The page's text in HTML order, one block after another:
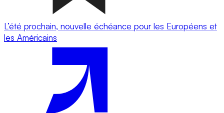
L’été prochain, nouvelle échéance pour les Européens et
les Américains